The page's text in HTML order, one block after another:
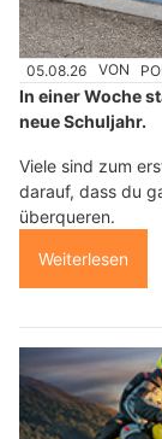
05.08.26 VON
In einer Woche
neue Schuljahr.
Viele sind zum
darauf, dass du
überqueren.
Weiterlesen